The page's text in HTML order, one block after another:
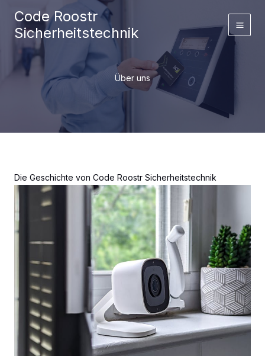
Inhalt
springen
Code Roostr
Sicherheitstechnik
Über uns
Die Geschichte von Code Roostr Sicherheitstechnik